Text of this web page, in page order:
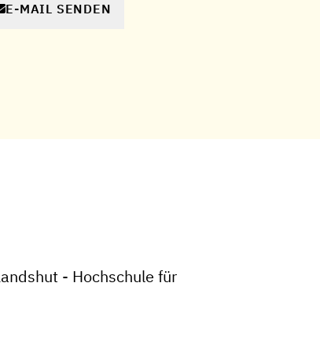
E-MAIL SENDEN
- Hochschule für